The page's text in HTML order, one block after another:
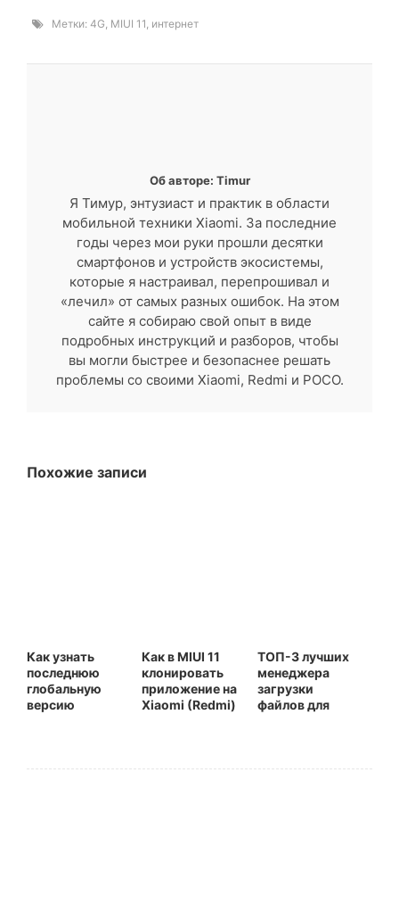
Метки: 4G, MIUI 11, интернет
Об авторе: Timur
Я Тимур, энтузиаст и практик в области
мобильной техники Xiaomi. За последние
годы через мои руки прошли десятки
смартфонов и устройств экосистемы,
которые я настраивал, перепрошивал и
«лечил» от самых разных ошибок. На этом
сайте я собираю свой опыт в виде
подробных инструкций и разборов, чтобы
вы могли быстрее и безопаснее решать
проблемы со своими Xiaomi, Redmi и POCO.
Похожие записи
Как узнать
последнюю
глобальную
версию
Как в MIUI 11
клонировать
приложение на
Xiaomi (Redmi)
ТОП-3 лучших
менеджера
загрузки
файлов для